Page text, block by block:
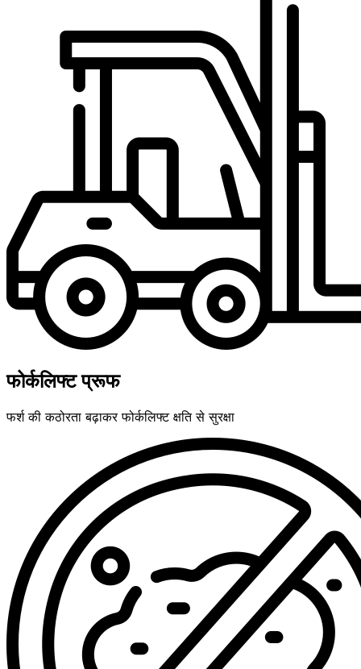
फोर्कलिफ्ट प्रूफ
फर्श की कठोरता बढ़ाकर फोर्कलिफ्ट क्षति से सुरक्षा